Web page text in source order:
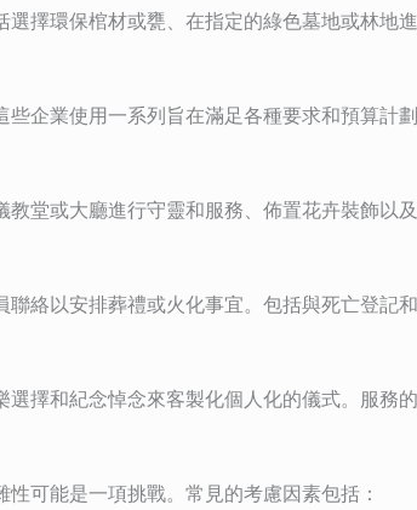
擇環保棺材或甕、在指定的綠色墓地或林地
企業使用一系列旨在滿足各種要求和預算計
堂或大廳進行守靈和服務、佈置花卉裝飾以
絡以安排葬禮或火化事宜。包括與死亡登記
擇和紀念悼念來客製化個人化的儀式。服務
可能是一項挑戰。常見的考慮因素包括：